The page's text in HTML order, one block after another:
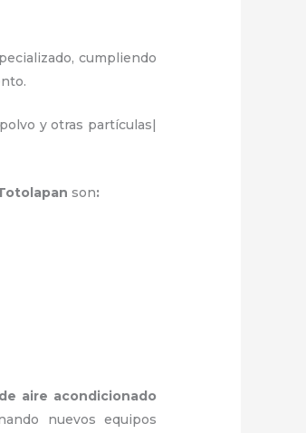
cumpliendo
y otras partículas|
son:
aire acondicionado
nuevos equipos